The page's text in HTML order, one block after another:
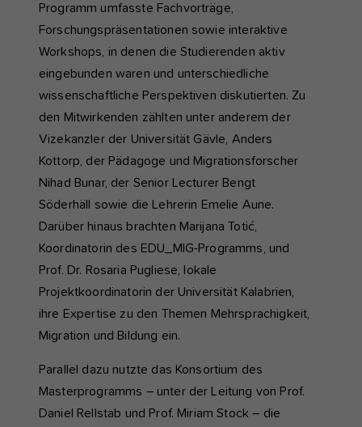
Programm umfasste Fachvorträge,
Forschungspräsentationen sowie interaktive
Workshops, in denen die Studierenden aktiv
eingebunden waren und unterschiedliche
wissenschaftliche Perspektiven diskutierten. Zu
den Mitwirkenden zählten unter anderem der
Vizekanzler der Universität Gävle, Anders
Kottorp, der Pädagoge und Migrationsforscher
Nihad Bunar, der Senior Lecturer Bengt
Söderhäll sowie die Lehrerin Emelie Aune.
Darüber hinaus brachten Marijana Totić,
Koordinatorin des EDU_MIG-Programms, und
Prof. Dr. Rosaria Pugliese, lokale
Projektkoordinatorin der Universität Kalabrien,
ihre Expertise zu den Themen Mehrsprachigkeit,
Migration und Bildung ein.
Parallel dazu nutzte das Konsortium des
Masterprogramms – unter der Leitung von Prof.
Daniel Rellstab und Prof. Miriam Stock – die